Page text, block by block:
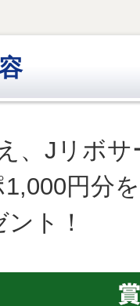
客様
、Jリボ
1,000円分
ト！